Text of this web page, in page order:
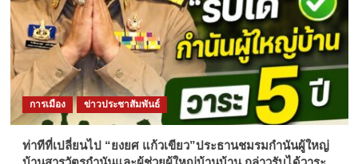
การเมือง ข่าวประชาสัมพันธ์
ท่าทีที่เปลี่ยนไป “ยงยศ แก้วเขียว”ประธานชมรมกำนันผู้ใหญ่